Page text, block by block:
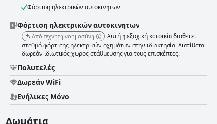
Φόρτιση ηλεκτρικών αυτοκινήτων
Φόρτιση ηλεκτρικών αυτοκινήτων
Από τεχνητή νοημοσύνη
Αυτή η εξοχική κατοικία διαθέτει
σταθμό φόρτισης ηλεκτρικών οχημάτων στην ιδιοκτησία. Διατίθεται
δωρεάν ιδιωτικός χώρος στάθμευσης για τους επισκέπτες.
Πολυτελές
Δωρεάν WiFi
Ενήλικες Μόνο
Δωμάτια